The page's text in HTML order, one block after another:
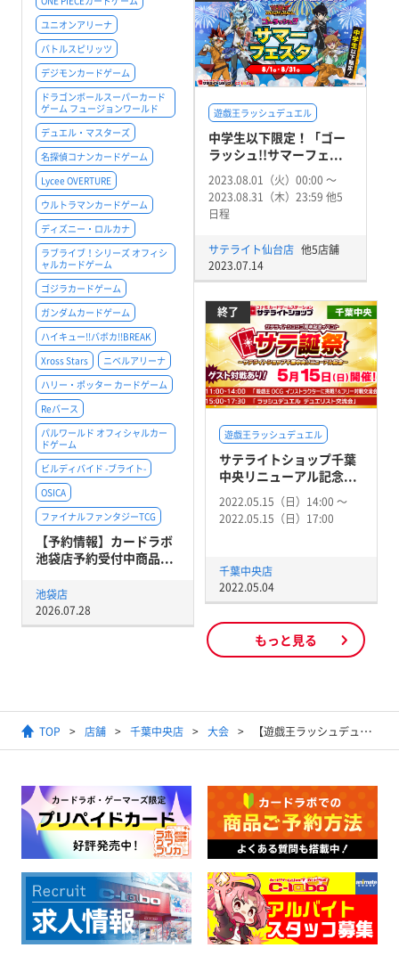
ユニオンアリーナ
バトルスピリッツ
デジモンカードゲーム
ドラゴンボールスーパーカード
ゲーム フュージョンワールド
デュエル・マスターズ
名探偵コナンカードゲーム
Lycee OVERTURE
ウルトラマンカードゲーム
ディズニー・ロルカナ
ラブライブ！シリーズ オフィシ
ャルカードゲーム
ゴジラカードゲーム
ガンダムカードゲーム
ハイキュー!!バボカ!!BREAK
Xross Stars
ニベルアリーナ
ハリー・ポッター カードゲーム
Reバース
パルワールド オフィシャルカー
ドゲーム
ビルディバイド -ブライト-
OSICA
ファイナルファンタジーTCG
【予約情報】カードラボ
池袋店予約受付中商品...
池袋店
2026.07.28
遊戯王ラッシュデュエル
中学生以下限定！「ゴー
ラッシュ!!サマーフェ...
2023.08.01（火）00:00 〜
2023.08.31（木）23:59 他5
日程
サテライト仙台店 他5店舗
2023.07.14
終了
遊戯王ラッシュデュエル
サテライトショップ千葉
中央リニューアル記念...
2022.05.15（日）14:00 〜
2022.05.15（日）17:00
千葉中央店
2022.05.04
もっと見る
TOP 店舗 千葉中央店 大会 【遊戯王ラッシュデュエル】【ラッシュデュエル】レギュラートーナメント (1デュエル戦)